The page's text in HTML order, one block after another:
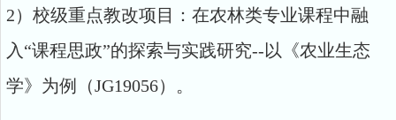
2）校级重点教改项目：在农林类专业课程中融
入 “课程思政”的探索与实践研究--以《农业生态
学》为例（JG19056）。